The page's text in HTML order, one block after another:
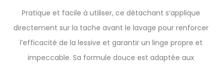
Pratique et facile à utiliser, ce détachant s’applique
directement sur la tache avant le lavage pour renforcer
l’efficacité de la lessive et garantir un linge propre et
impeccable. Sa formule douce est adaptée aux